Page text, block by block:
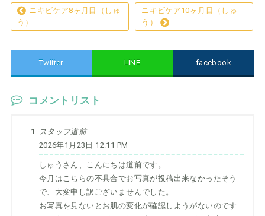
ニキビケア8ヶ月目（しゅ
う）
ニキビケア10ヶ月目（しゅ
う）
Twiiter LINE facebook
コメントリスト
スタッフ道前
2026年1月23日 12:11 PM
しゅうさん、こんにちは道前です。
今月はこちらの不具合でお写真が投稿出来なかったそう
で、大変申し訳ございませんでした。
お写真を見ないとお肌の変化が確認しようがないのです